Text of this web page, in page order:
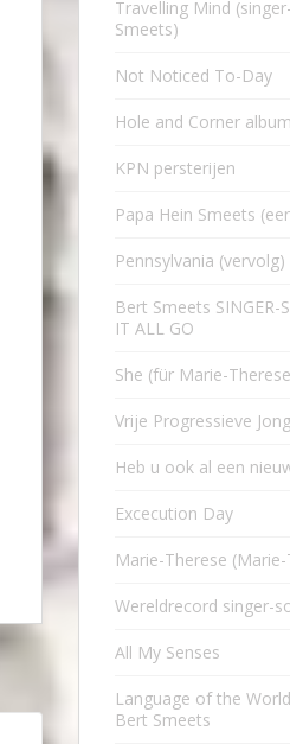
Travelling Mind
Smeets)
Not Noticed To-Day
Hole and Corner album
KPN persterijen
Papa Hein Smeets
Pennsylvania (vervolg)
Bert Smeets SINGER-
IT ALL GO
She (für Marie-
Vrije Progressieve
Heb u ook al een
Excecution Day
Marie-Therese (Marie-
Wereldrecord singer-
All My Senses
Language of the
Bert Smeets